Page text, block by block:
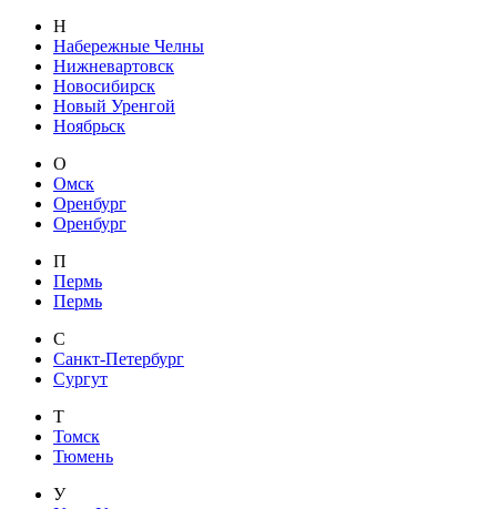
Н
Набережные Челны
Нижневартовск
Новосибирск
Новый Уренгой
Ноябрьск
О
Омск
Оренбург
Оренбург
П
Пермь
Пермь
С
Санкт-Петербург
Сургут
Т
Томск
Тюмень
У